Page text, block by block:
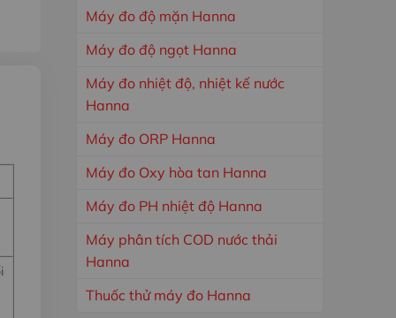
Máy đo độ mặn Hanna
Máy đo độ ngọt Hanna
Máy đo nhiệt độ, nhiệt kế nước
Hanna
Máy đo ORP Hanna
Máy đo Oxy hòa tan Hanna
Máy đo PH nhiệt độ Hanna
Máy phân tích COD nước thải
Hanna
Thuốc thử máy đo Hanna